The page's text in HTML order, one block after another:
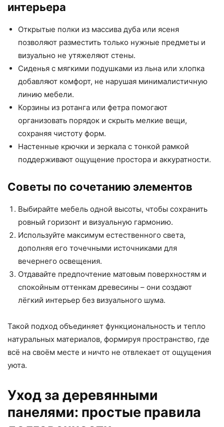
интерьера
Открытые полки из массива дуба или ясеня
позволяют разместить только нужные предметы и
визуально не утяжеляют стены.
Сиденья с мягкими подушками из льна или хлопка
добавляют комфорт, не нарушая минималистичную
линию мебели.
Корзины из ротанга или фетра помогают
организовать порядок и скрыть мелкие вещи,
сохраняя чистоту форм.
Настенные крючки и зеркала с тонкой рамкой
поддерживают ощущение простора и аккуратности.
Советы по сочетанию элементов
Выбирайте мебель одной высоты, чтобы сохранить
ровный горизонт и визуальную гармонию.
Используйте максимум естественного света,
дополняя его точечными источниками для
вечернего освещения.
Отдавайте предпочтение матовым поверхностям и
спокойным оттенкам древесины – они создают
лёгкий интерьер без визуального шума.
Такой подход объединяет функциональность и тепло
натуральных материалов, формируя пространство, где
всё на своём месте и ничто не отвлекает от ощущения
уюта.
Уход за деревянными
панелями: простые правила